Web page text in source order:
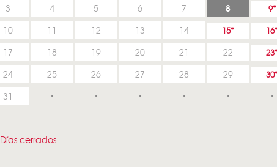
3 4 5 6 7 8 9
10 11 12 13 14 15 16
17 18 19 20 21 22 23
24 25 26 27 28 29 30
31
Días cerrados